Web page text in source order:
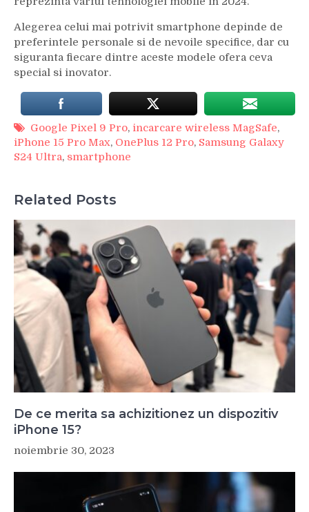
Alegerea celui mai potrivit smartphone depinde de
preferintele personale si de nevoile specifice, dar cu
siguranta fiecare dintre aceste modele ofera ceva
special si inovator.
Google Pixel 9 Pro, incarcare wireless MagSafe,
iPhone 15 Pro Max, OnePlus 12 Pro, Samsung Galaxy
S24 Ultra, smartphone
Related Posts
De ce merita sa achizitionez un dispozitiv
iPhone 15?
noiembrie 30, 2023